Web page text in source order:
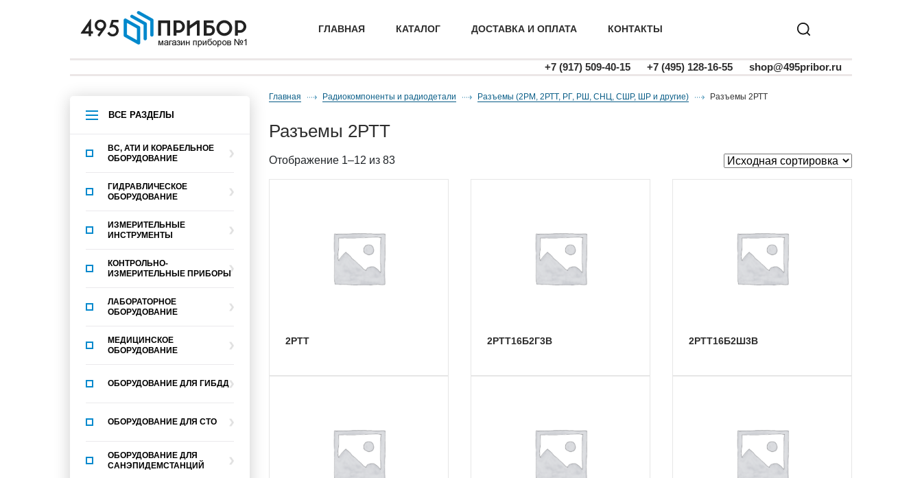
ГЛАВНАЯ КАТАЛОГ ДОСТАВКА И ОПЛАТА КОНТАКТЫ
+7 (917) 509-40-15 +7 (495) 128-16-55 shop@495pribor.ru
ВСЕ РАЗДЕЛЫ
ВС, АТИ И КОРАБЕЛЬНОЕ
ОБОРУДОВАНИЕ
ГИДРАВЛИЧЕСКОЕ
ОБОРУДОВАНИЕ
ИЗМЕРИТЕЛЬНЫЕ
ИНСТРУМЕНТЫ
КОНТРОЛЬНО-
ИЗМЕРИТЕЛЬНЫЕ ПРИБОРЫ
ЛАБОРАТОРНОЕ
ОБОРУДОВАНИЕ
МЕДИЦИНСКОЕ
ОБОРУДОВАНИЕ
ОБОРУДОВАНИЕ ДЛЯ ГИБДД
ОБОРУДОВАНИЕ ДЛЯ СТО
ОБОРУДОВАНИЕ ДЛЯ
САНЭПИДЕМСТАНЦИЙ
Главная Радиокомпоненты и радиодетали разъемы (2РМ, 2РТТ, РГ, РШ, СНЦ, СШР, ШР и другие) разъемы 2РТТ
разъемы 2РТТ
Отображение 1–12 из 83
2РТТ 2РТТ16Б2Г3В 2РТТ16Б2Ш3В